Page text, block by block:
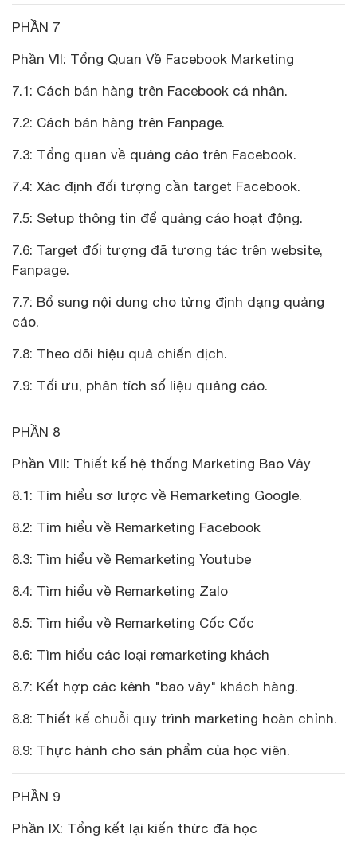
PHẦN 7
Phần VII: Tổng Quan Về Facebook Marketing
7.1: Cách bán hàng trên Facebook cá nhân.
7.2: Cách bán hàng trên Fanpage.
7.3: Tổng quan về quảng cáo trên Facebook.
7.4: Xác định đối tượng cần target Facebook.
7.5: Setup thông tin để quảng cáo hoạt động.
7.6: Target đối tượng đã tương tác trên website,
Fanpage.
7.7: Bổ sung nội dung cho từng định dạng quảng
cáo.
7.8: Theo dõi hiệu quả chiến dịch.
7.9: Tối ưu, phân tích số liệu quảng cáo.
PHẦN 8
Phần VIII: Thiết kế hệ thống Marketing Bao Vây
8.1: Tìm hiểu sơ lược về Remarketing Google.
8.2: Tìm hiểu về Remarketing Facebook
8.3: Tìm hiểu về Remarketing Youtube
8.4: Tìm hiểu về Remarketing Zalo
8.5: Tìm hiểu về Remarketing Cốc Cốc
8.6: Tìm hiểu các loại remarketing khách
8.7: Kết hợp các kênh "bao vây" khách hàng.
8.8: Thiết kế chuỗi quy trình marketing hoàn chỉnh.
8.9: Thực hành cho sản phẩm của học viên.
PHẦN 9
Phần IX: Tổng kết lại kiến thức đã học